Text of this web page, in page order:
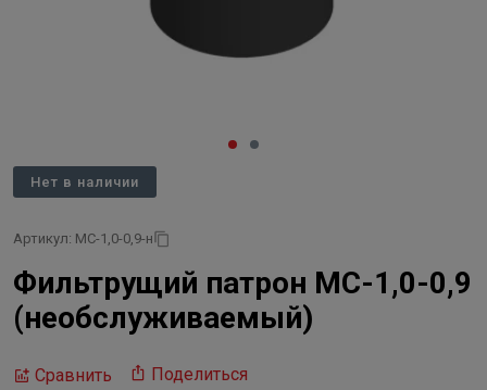
Нет в наличии
Артикул: МС-1,0-0,9-н
Фильтрущий патрон МС-1,0-0,9
(необслуживаемый)
Сравнить Поделиться